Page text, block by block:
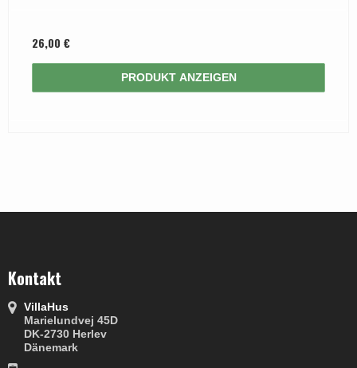
26,00 €
PRODUKT ANZEIGEN
Kontakt
VillaHus
Marielundvej 45D
DK-2730 Herlev
Dänemark